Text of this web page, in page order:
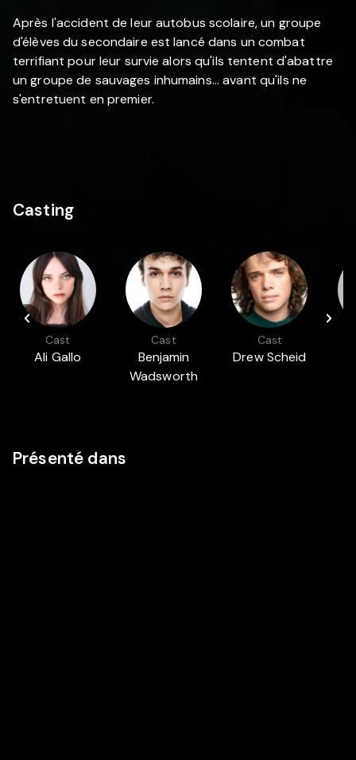
Après l'accident de leur autobus scolaire, un groupe
d'élèves du secondaire est lancé dans un combat
terrifiant pour leur survie alors qu'ils tentent d'abattre
un groupe de sauvages inhumains... avant qu'ils ne
s'entretuent en premier.
Casting
Cast
Ali Gallo
Cast
Benjamin
Wadsworth
Cast
Drew Scheid
Présenté dans